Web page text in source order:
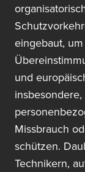
eingebaut,
und
Missbrauch
schützen.
Technikern,